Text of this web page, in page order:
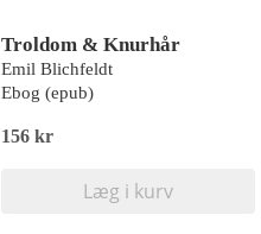
Troldom & Knurhår
Emil Blichfeldt
Ebog (epub)
156 kr
Læg i kurv